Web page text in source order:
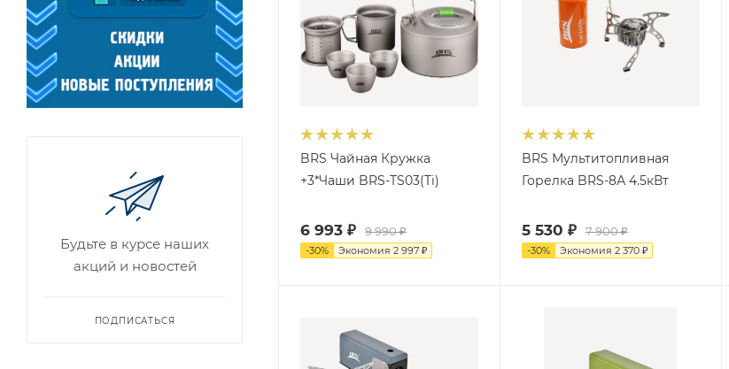
BRS Чайная Кружка
+3*Чаши BRS-TS03(Ti)
6 993 ₽ 9 990₽
-30% Экономия 2 997 ₽
BRS Мультитопливная
Горелка BRS-8А 4.5кВт
5 530 ₽ 7 900₽
-30% Экономия 2 370₽
Будьте в курсе наших
акций и новостей
ПОДПИСАТЬСЯ